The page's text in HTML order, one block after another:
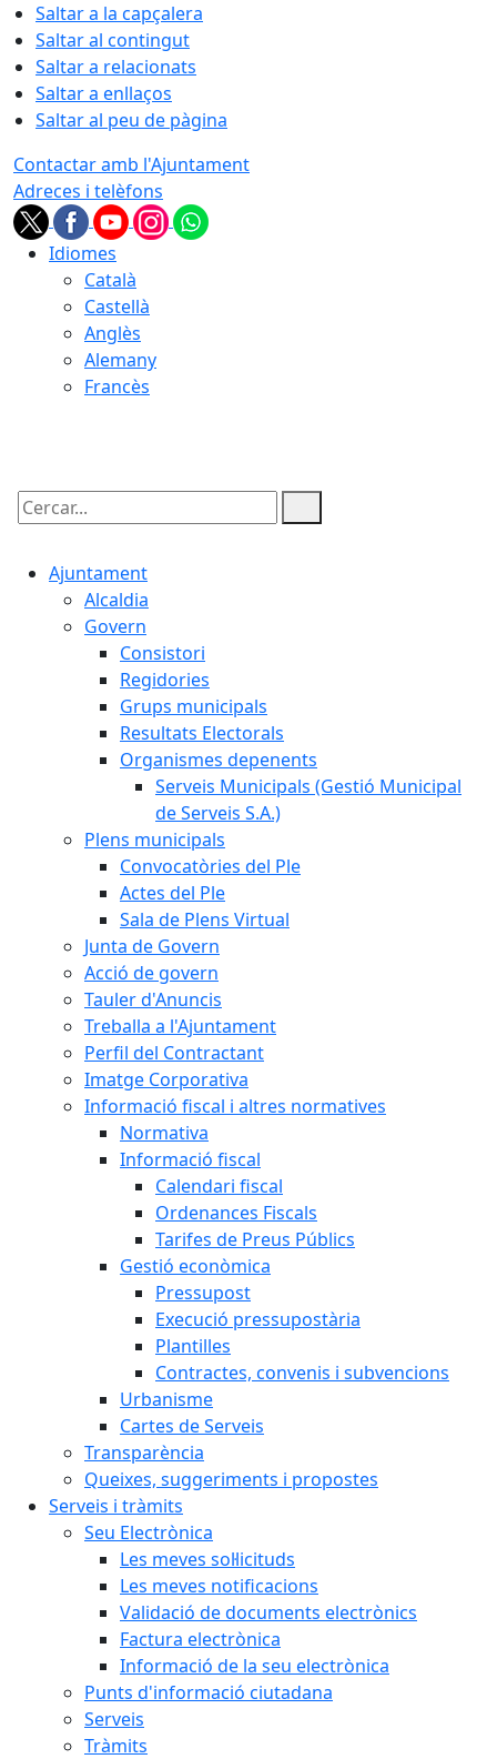
Saltar a la capçalera
Saltar al contingut
Saltar a relacionats
Saltar a enllaços
Saltar al peu de pàgina
Contactar amb l'Ajuntament
Adreces i telèfons
Idiomes
Català
Castellà
Anglès
Alemany
Francès
Cercar:
Ajuntament
Alcaldia
Govern
Consistori
Regidories
Grups municipals
Resultats Electorals
Organismes depenents
Serveis Municipals (Gestió Municipal
de Serveis S.A.)
Plens municipals
Convocatòries del Ple
Actes del Ple
Sala de Plens Virtual
Junta de Govern
Acció de govern
Tauler d'Anuncis
Treballa a l'Ajuntament
Perfil del Contractant
Imatge Corporativa
Informació fiscal i altres normatives
Normativa
Informació fiscal
Calendari fiscal
Ordenances Fiscals
Tarifes de Preus Públics
Gestió econòmica
Pressupost
Execució pressupostària
Plantilles
Contractes, convenis i subvencions
Urbanisme
Cartes de Serveis
Transparència
Queixes, suggeriments i propostes
Serveis i tràmits
Seu Electrònica
Les meves sol·licituds
Les meves notificacions
Validació de documents electrònics
Factura electrònica
Informació de la seu electrònica
Punts d'informació ciutadana
Serveis
Tràmits